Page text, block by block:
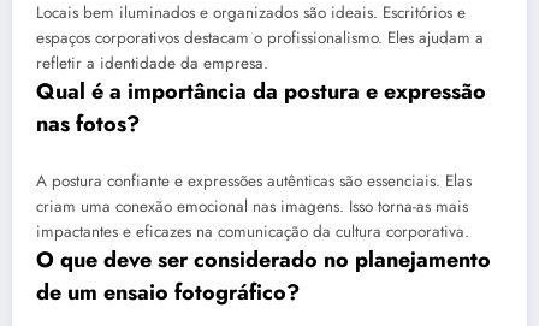
Locais bem iluminados e organizados são ideais. Escritórios e
espaços corporativos destacam o profissionalismo. Eles ajudam a
refletir a identidade da empresa.
Qual é a importância da postura e expressão
nas fotos?
A postura confiante e expressões autênticas são essenciais. Elas
criam uma conexão emocional nas imagens. Isso torna-as mais
impactantes e eficazes na comunicação da cultura corporativa.
O que deve ser considerado no planejamento
de um ensaio fotográfico?